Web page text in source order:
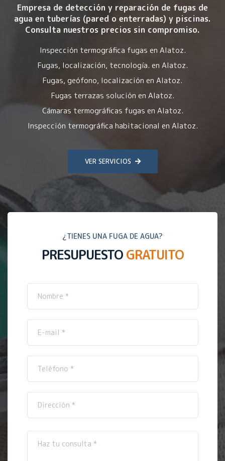
Empresa de detección y reparación de fugas de
agua en tuberías (pared o enterradas) y piscinas.
Consulta nuestros precios sin compromiso.
Inspección termográfica fugas en Alatoz.
Fugas, localización, tecnología. en Alatoz.
Fugas, geófono, localización en Alatoz.
Fugas terrazas solución en Alatoz.
Cámaras termográficas fugas en Alatoz.
Inspección termográfica habitacional en Alatoz.
VER SERVICIOS
¿TIENES UNA FUGA DE AGUA?
PRESUPUESTO GRATUITO